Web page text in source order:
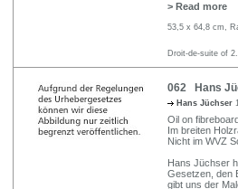
> Read more
53,5 x 64,8 cm,
Droit-de-suite of
062 Hans
Hans Jüchser
Oil on
Im breiten
Nicht im WVZ
Hans Jüchser
Gesetzen, den
gibt uns der